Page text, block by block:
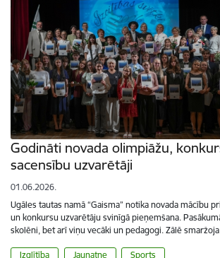
Godināti novada olimpiāžu,
sacensību uzvarētāji
01.06.2026.
Ugāles tautas namā “Gaisma” notika novada mācību
un konkursu uzvarētāju svinīgā pieņemšana.
skolēni, bet arī viņu vecāki un pedagogi. Zālē
Izglītība Jaunatne Sports